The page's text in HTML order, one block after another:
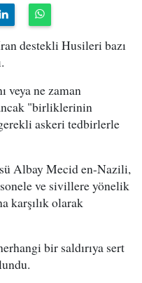
destekli Husileri bazı
veya ne zaman
"birliklerinin
askeri tedbirlerle
Albay Mecid en-Nazili,
ve sivillere yönelik
karşılık olarak
bir saldırıya sert